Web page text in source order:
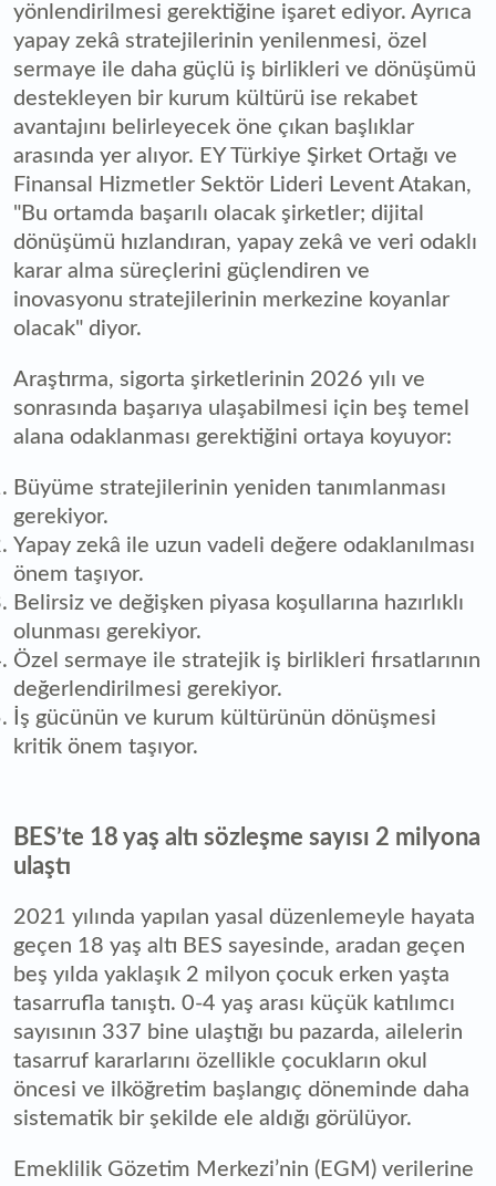
yönlendirilmesi gerektiğine işaret ediyor. Ayrıca
yapay zekâ stratejilerinin yenilenmesi, özel
sermaye ile daha güçlü iş birlikleri ve dönüşümü
destekleyen bir kurum kültürü ise rekabet
avantajını belirleyecek öne çıkan başlıklar
arasında yer alıyor. EY Türkiye Şirket Ortağı ve
Finansal Hizmetler Sektör Lideri Levent Atakan,
"Bu ortamda başarılı olacak şirketler; dijital
dönüşümü hızlandıran, yapay zekâ ve veri odaklı
karar alma süreçlerini güçlendiren ve
inovasyonu stratejilerinin merkezine koyanlar
olacak" diyor.
Araştırma, sigorta şirketlerinin 2026 yılı ve
sonrasında başarıya ulaşabilmesi için beş temel
alana odaklanması gerektiğini ortaya koyuyor:
Büyüme stratejilerinin yeniden tanımlanması
gerekiyor.
Yapay zekâ ile uzun vadeli değere odaklanılması
önem taşıyor.
Belirsiz ve değişken piyasa koşullarına hazırlıklı
olunması gerekiyor.
Özel sermaye ile stratejik iş birlikleri fırsatlarının
değerlendirilmesi gerekiyor.
İş gücünün ve kurum kültürünün dönüşmesi
kritik önem taşıyor.
BES’te 18 yaş altı sözleşme sayısı 2 milyona
ulaştı
2021 yılında yapılan yasal düzenlemeyle hayata
geçen 18 yaş altı BES sayesinde, aradan geçen
beş yılda yaklaşık 2 milyon çocuk erken yaşta
tasarrufla tanıştı. 0-4 yaş arası küçük katılımcı
sayısının 337 bine ulaştığı bu pazarda, ailelerin
tasarruf kararlarını özellikle çocukların okul
öncesi ve ilköğretim başlangıç döneminde daha
sistematik bir şekilde ele aldığı görülüyor.
Emeklilik Gözetim Merkezi’nin (EGM) verilerine